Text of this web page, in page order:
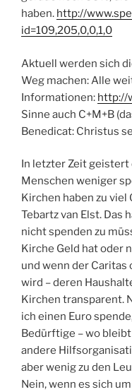
haben. http://
id=109,205,0,0,1,0
Aktuell werden sich
Weg machen: Alle
Informationen: http://
Sinne auch C+M+B
Benedicat: Christus
In letzter Zeit geistert
Menschen weniger
Kirchen haben zu viel
Tebartz van Elst. Das
nicht spenden zu
Kirche Geld hat oder
und wenn der
wird – deren
Kirchen transparent.
ich einen Euro
Bedürftige – wo bleibt
andere
aber wenig zu den
Nein, wenn es sich